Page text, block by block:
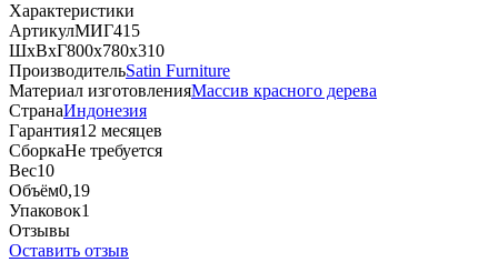
Характеристики
АртикулМИГ415
ШхВхГ800х780х310
ПроизводительSatin Furniture
Материал изготовленияМассив красного дерева
СтранаИндонезия
Гарантия12 месяцев
СборкаНе требуется
Вес10
Объём0,19
Упаковок1
Отзывы
Оставить отзыв